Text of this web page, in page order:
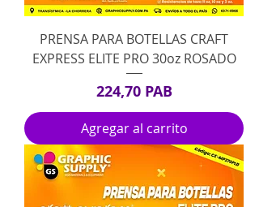
PRENSA PARA BOTELLAS CRAFT
EXPRESS ELITE PRO 30oz ROSADO
Precio
224,70 PAB
Agregar al carrito